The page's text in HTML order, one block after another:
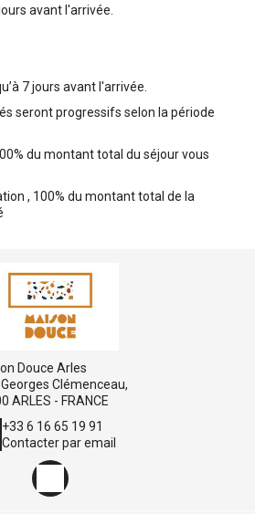
avant l'arrivée.
7 jours avant l'arrivée.
seront progressifs selon la période
du montant total du séjour vous
, 100% du montant total de la
Douce Arles
Clémenceau,
ARLES - FRANCE
+33 6 16 65 19 91
Contacter par email